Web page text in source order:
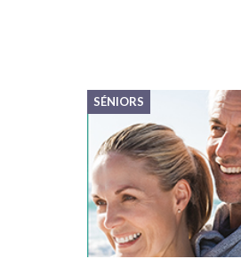
SÉNIORS